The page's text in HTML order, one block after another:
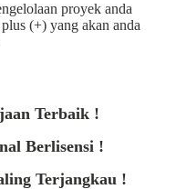
proyek anda
(+) yang akan anda
Terbaik !
Berlisensi !
Terjangkau !